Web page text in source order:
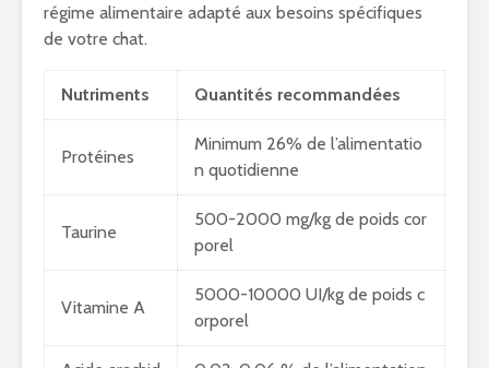
régime alimentaire adapté aux besoins spécifiques
de votre chat.
Nutriments Quantités recommandées
Protéines
Minimum 26% de l’alimentatio
n quotidienne
Taurine
500-2000 mg/kg de poids cor
porel
Vitamine A
5000-10000 UI/kg de poids c
orporel